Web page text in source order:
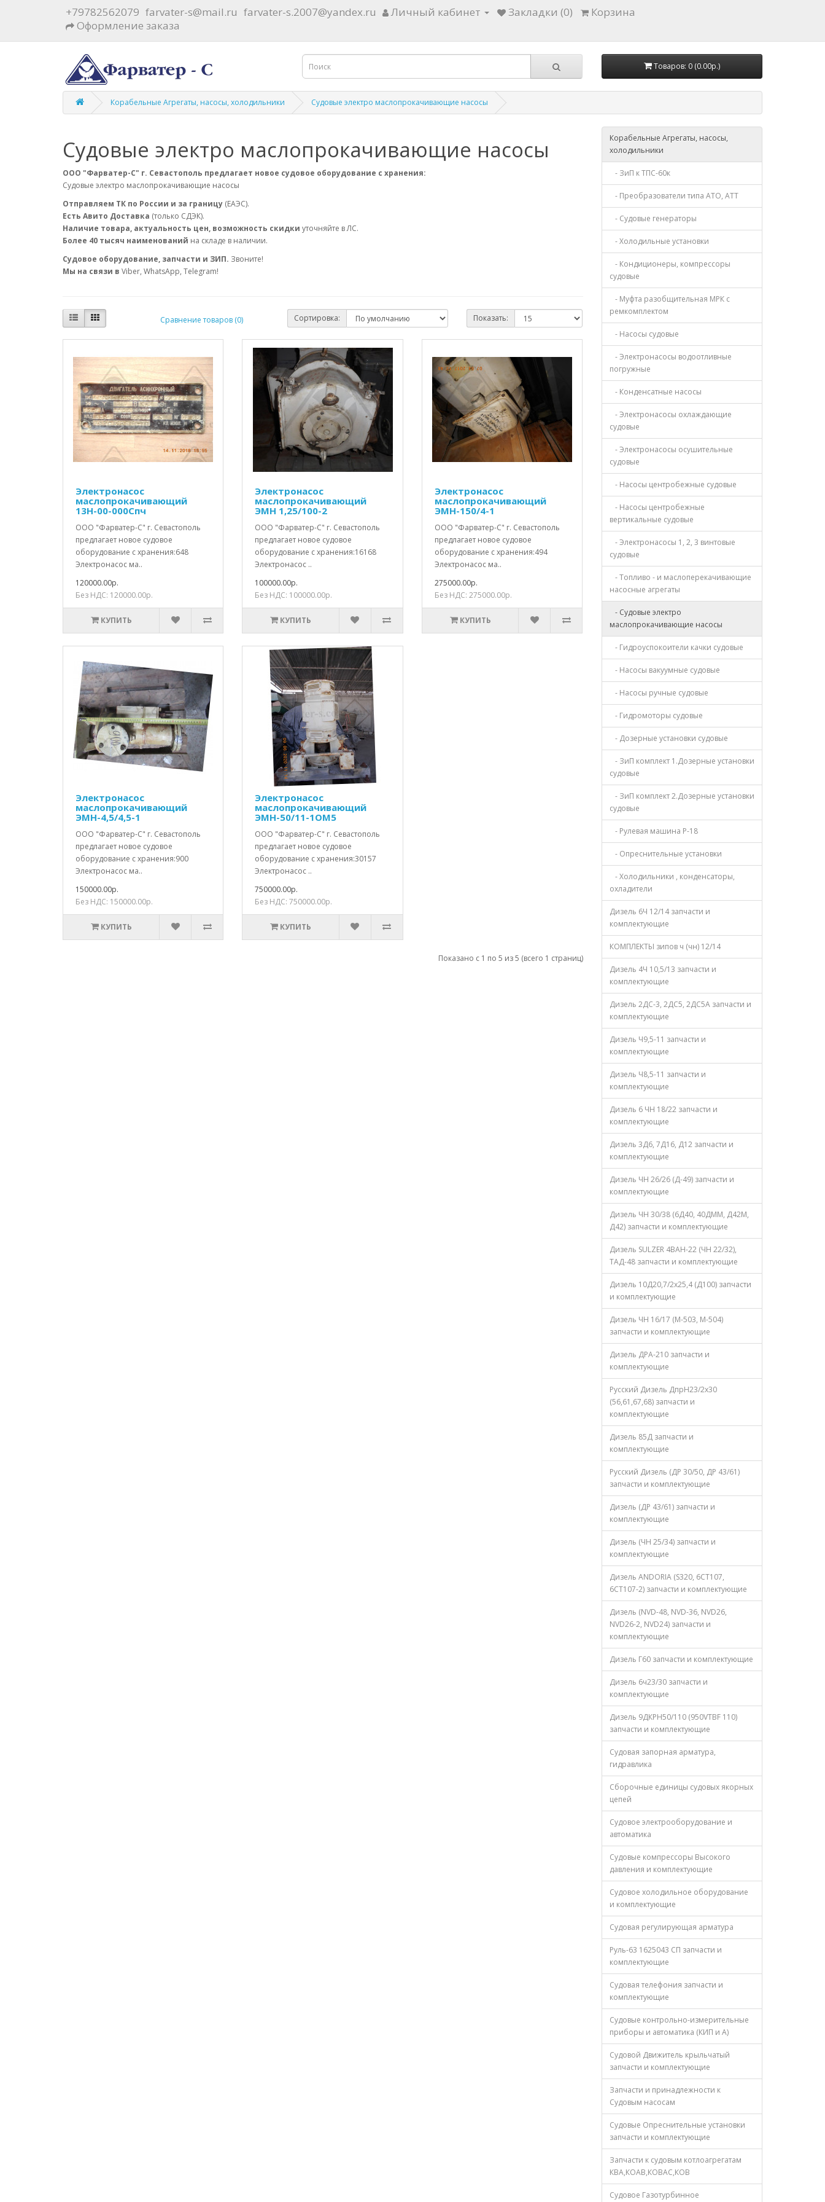
+79782562079 farvater-s@mail.ru farvater-s.2007@yandex.ru Личный кабинет Закладки (0)
Корзина
Оформление заказа
Товаров: 0 (0.00р.)
Корабельные Агрегаты, насосы, холодильники Судовые электро маслопрокачивающие насосы
Судовые электро маслопрокачивающие насосы
ООО "Фарватер-С" г. Севастополь предлагает новое судовое оборудование с хранения:
Судовые электро маслопрокачивающие насосы
Отправляем ТК по России и за границу (ЕАЭС).
Есть Авито Доставка (только СДЭК).
Наличие товара, актуальность цен, возможность скидки уточняйте в ЛС.
Более 40 тысяч наименований на складе в наличии.
Судовое оборудование, запчасти и ЗИП. Звоните!
Мы на связи в Viber, WhatsApp, Telegram!
Сравнение товаров (0) Сортировка: Показать:
Электронасос
маслопрокачивающий
13Н-00-000Спч
ООО "Фарватер-С" г. Севастополь
предлагает новое судовое
оборудование с хранения:648
Электронасос ма..
120000.00р.
Без НДС: 120000.00р.
КУПИТЬ
Электронасос
маслопрокачивающий
ЭМН 1,25/100-2
ООО "Фарватер-С" г. Севастополь
предлагает новое судовое
оборудование с хранения:16168
Электронасос ..
100000.00р.
Без НДС: 100000.00р.
КУПИТЬ
Электронасос
маслопрокачивающий
ЭМН-150/4-1
ООО "Фарватер-С" г. Севастополь
предлагает новое судовое
оборудование с хранения:494
Электронасос ма..
275000.00р.
Без НДС: 275000.00р.
КУПИТЬ
Электронасос
маслопрокачивающий
ЭМН-4,5/4,5-1
ООО "Фарватер-С" г. Севастополь
предлагает новое судовое
оборудование с хранения:900
Электронасос ма..
150000.00р.
Без НДС: 150000.00р.
КУПИТЬ
Электронасос
маслопрокачивающий
ЭМН-50/11-1ОМ5
ООО "Фарватер-С" г. Севастополь
предлагает новое судовое
оборудование с хранения:30157
Электронасос ..
750000.00р.
Без НДС: 750000.00р.
КУПИТЬ
Показано с 1 по 5 из 5 (всего 1 страниц)
Корабельные Агрегаты, насосы,
холодильники
- ЗиП к ТПС-60к
- Преобразователи типа АТО, АТТ
- Судовые генераторы
- Холодильные установки
- Кондиционеры, компрессоры
судовые
- Муфта разобщительная МРК с
ремкомплектом
- Насосы судовые
- Электронасосы водоотливные
погружные
- Конденсатные насосы
- Электронасосы охлаждающие
судовые
- Электронасосы осушительные
судовые
- Насосы центробежные судовые
- Насосы центробежные
вертикальные судовые
- Электронасосы 1, 2, 3 винтовые
судовые
- Топливо - и маслоперекачивающие
насосные агрегаты
- Судовые электро
маслопрокачивающие насосы
- Гидроуспокоители качки судовые
- Насосы вакуумные судовые
- Насосы ручные судовые
- Гидромоторы судовые
- Дозерные установки судовые
- ЗиП комплект 1.Дозерные установки
судовые
- ЗиП комплект 2.Дозерные установки
судовые
- Рулевая машина Р-18
- Опреснительные установки
- Холодильники , конденсаторы,
охладители
Дизель 6Ч 12/14 запчасти и
комплектующие
КОМПЛЕКТЫ зипов ч (чн) 12/14
Дизель 4Ч 10,5/13 запчасти и
комплектующие
Дизель 2ДС-3, 2ДС5, 2ДС5А запчасти и
комплектующие
Дизель Ч9,5-11 запчасти и
комплектующие
Дизель Ч8,5-11 запчасти и
комплектующие
Дизель 6 ЧН 18/22 запчасти и
комплектующие
Дизель 3Д6, 7Д16, Д12 запчасти и
комплектующие
Дизель ЧН 26/26 (Д-49) запчасти и
комплектующие
Дизель ЧН 30/38 (6Д40, 40ДММ, Д42М,
Д42) запчасти и комплектующие
Дизель SULZER 4ВАН-22 (ЧН 22/32),
ТАД-48 запчасти и комплектующие
Дизель 10Д20,7/2х25,4 (Д100) запчасти
и комплектующие
Дизель ЧН 16/17 (М-503, М-504)
запчасти и комплектующие
Дизель ДРА-210 запчасти и
комплектующие
Русский Дизель ДпрН23/2х30
(56,61,67,68) запчасти и
комплектующие
Дизель 85Д запчасти и
комплектующие
Русский Дизель (ДР 30/50, ДР 43/61)
запчасти и комплектующие
Дизель (ДР 43/61) запчасти и
комплектующие
Дизель (ЧН 25/34) запчасти и
комплектующие
Дизель ANDORIA (S320, 6CT107,
6CT107-2) запчасти и комплектующие
Дизель (NVD-48, NVD-36, NVD26,
NVD26-2, NVD24) запчасти и
комплектующие
Дизель Г60 запчасти и комплектующие
Дизель 6ч23/30 запчасти и
комплектующие
Дизель 9ДКРН50/110 (950VTBF 110)
запчасти и комплектующие
Судовая запорная арматура,
гидравлика
Сборочные единицы судовых якорных
цепей
Судовое электрооборудование и
автоматика
Судовые компрессоры Высокого
давления и комплектующие
Судовое холодильное оборудование
и комплектующие
Судовая регулирующая арматура
Руль-63 1625043 СП запчасти и
комплектующие
Судовая телефония запчасти и
комплектующие
Судовые контрольно-измерительные
приборы и автоматика (КИП и А)
Судовой Движитель крыльчатый
запчасти и комплектующие
Запчасти и принадлежности к
Судовым насосам
Судовые Опреснительные установки
запчасти и комплектующие
Запчасти к судовым котлоагрегатам
КВА,КОАВ,КОВАС,КОВ
Судовое Газотурбинное